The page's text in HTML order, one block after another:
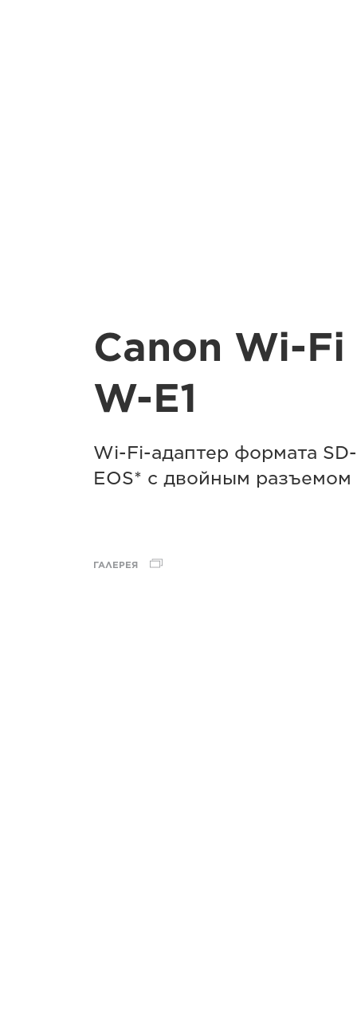
Canon Wi-
W-E1
Wi-Fi-адаптер формата
EOS* с двойным разъемом
ГАЛЕРЕЯ